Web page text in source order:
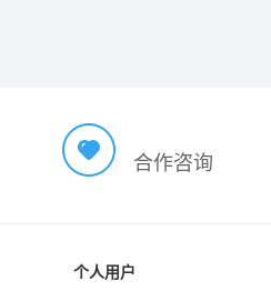
合作咨询
个人用户